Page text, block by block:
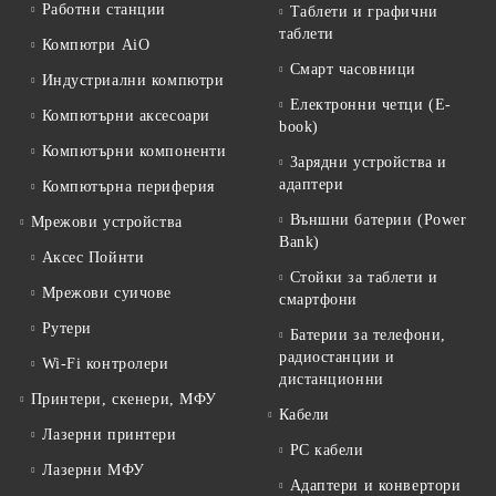
Работни станции
Компютри AiO
Индустриални компютри
Компютърни аксесоари
Компютърни компоненти
Компютърна периферия
Мрежови устройства
Аксес Пойнти
Мрежови суичове
Рутери
Wi-Fi контролери
Принтери, скенери, МФУ
Лазерни принтери
Лазерни МФУ
Таблети и графични
таблети
Смарт часовници
Електронни четци (E-
book)
Зарядни устройства и
адаптери
Външни батерии (Power
Bank)
Стойки за таблети и
смартфони
Батерии за телефони,
радиостанции и
дистанционни
Кабели
PC кабели
Адаптери и конвертори